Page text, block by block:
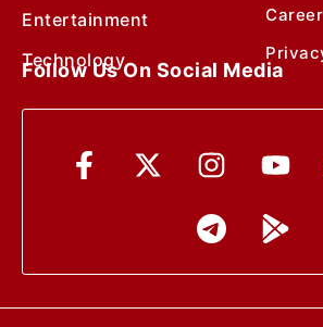
Entertainment
Technology
Career
Follow Us On Social Media